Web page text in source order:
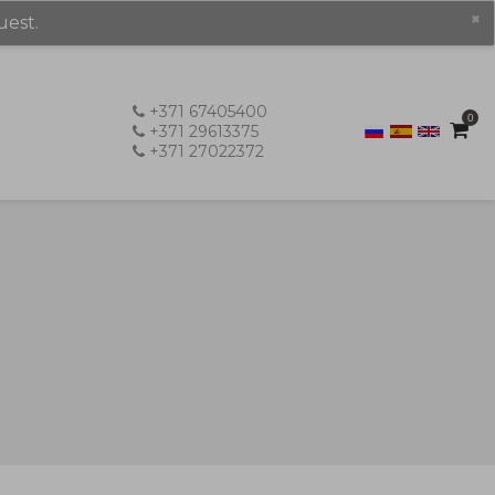
×
+371 67405400
+371 29613375
+371 27022372
0